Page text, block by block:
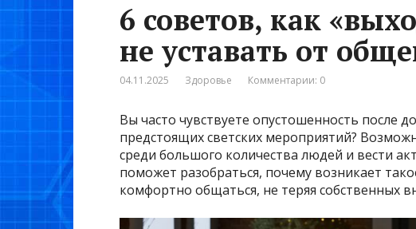
6 советов, как
не уставать от
04.11.2025 Здоровье Комментарии: 0
Вы часто чувствуете опустошенность после
предстоящих светских мероприятий?
среди большого количества людей и вести
поможет разобраться, почему возникает
комфортно общаться, не теряя собственных